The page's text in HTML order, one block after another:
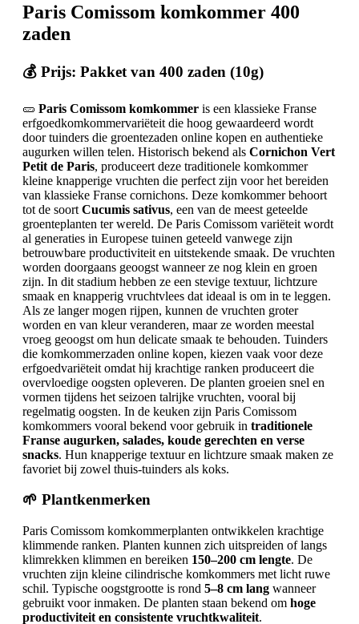
Paris Comissom komkommer 400
zaden
💰 Prijs: Pakket van 400 zaden (10g)
🥒 Paris Comissom komkommer is een klassieke Franse
erfgoedkomkommervariëteit die hoog gewaardeerd wordt
door tuinders die groentezaden online kopen en authentieke
augurken willen telen. Historisch bekend als Cornichon Vert
Petit de Paris, produceert deze traditionele komkommer
kleine knapperige vruchten die perfect zijn voor het bereiden
van klassieke Franse cornichons. Deze komkommer behoort
tot de soort Cucumis sativus, een van de meest geteelde
groenteplanten ter wereld. De Paris Comissom variëteit wordt
al generaties in Europese tuinen geteeld vanwege zijn
betrouwbare productiviteit en uitstekende smaak. De vruchten
worden doorgaans geoogst wanneer ze nog klein en groen
zijn. In dit stadium hebben ze een stevige textuur, lichtzure
smaak en knapperig vruchtvlees dat ideaal is om in te leggen.
Als ze langer mogen rijpen, kunnen de vruchten groter
worden en van kleur veranderen, maar ze worden meestal
vroeg geoogst om hun delicate smaak te behouden. Tuinders
die komkommerzaden online kopen, kiezen vaak voor deze
erfgoedvariëteit omdat hij krachtige ranken produceert die
overvloedige oogsten opleveren. De planten groeien snel en
vormen tijdens het seizoen talrijke vruchten, vooral bij
regelmatig oogsten. In de keuken zijn Paris Comissom
komkommers vooral bekend voor gebruik in traditionele
Franse augurken, salades, koude gerechten en verse
snacks. Hun knapperige textuur en lichtzure smaak maken ze
favoriet bij zowel thuis-tuinders als koks.
🌱 Plantkenmerken
Paris Comissom komkommerplanten ontwikkelen krachtige
klimmende ranken. Planten kunnen zich uitspreiden of langs
klimrekken klimmen en bereiken 150–200 cm lengte. De
vruchten zijn kleine cilindrische komkommers met licht ruwe
schil. Typische oogstgrootte is rond 5–8 cm lang wanneer
gebruikt voor inmaken. De planten staan bekend om hoge
productiviteit en consistente vruchtkwaliteit.